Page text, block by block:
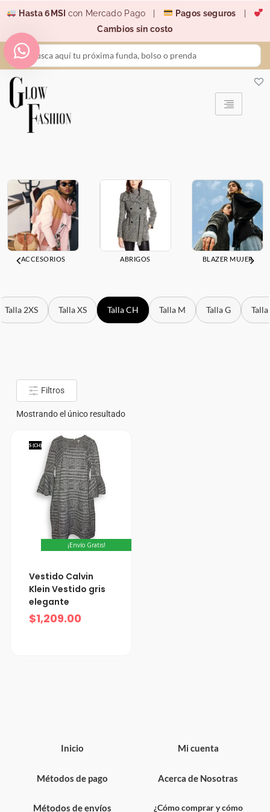
contenido
Hasta 6MSI con Mercado Pago | Pagos seguros
Cambios sin costo
Search
...
ACCESORIOS ABRIGOS BLAZER MUJER
Talla 2XS Talla XS Talla CH Talla M Talla G Talla
Filtros
Mostrando el único resultado
S (CH)
¡Envío Gratis!
Vestido Calvin
Klein Vestido gris
elegante
$1,209.00
Inicio
Métodos de pago
Métodos de envíos
Mi cuenta
Acerca de Nosotras
¿Cómo comprar y cómo